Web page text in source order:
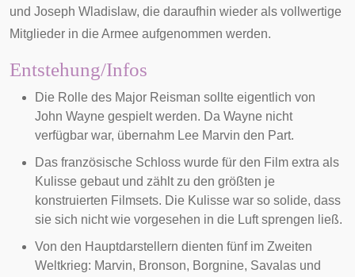
und Joseph Wladislaw, die daraufhin wieder als vollwertige
Mitglieder in die Armee aufgenommen werden.
Entstehung/Infos
Die Rolle des Major Reisman sollte eigentlich von
John Wayne gespielt werden. Da Wayne nicht
verfügbar war, übernahm Lee Marvin den Part.
Das französische Schloss wurde für den Film extra als
Kulisse gebaut und zählt zu den größten je
konstruierten Filmsets. Die Kulisse war so solide, dass
sie sich nicht wie vorgesehen in die Luft sprengen ließ.
Von den Hauptdarstellern dienten fünf im Zweiten
Weltkrieg: Marvin, Bronson, Borgnine, Savalas und